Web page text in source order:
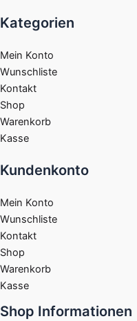
Kategorien
Mein Konto
Wunschliste
Kontakt
Shop
Warenkorb
Kasse
Kundenkonto
Mein Konto
Wunschliste
Kontakt
Shop
Warenkorb
Kasse
Shop Informationen